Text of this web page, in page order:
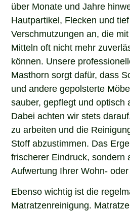
über Monate und Jahre
Hautpartikel, Flecken und
Verschmutzungen an, die
Mitteln oft nicht mehr
können. Unsere
Masthorn sorgt dafür, dass
und andere gepolsterte
sauber, gepflegt und optisch
Dabei achten wir stets
zu arbeiten und die
Stoff abzustimmen. Das
frischerer Eindruck, sondern
Aufwertung Ihrer Wohn-
Ebenso wichtig ist die
Matratzenreinigung.